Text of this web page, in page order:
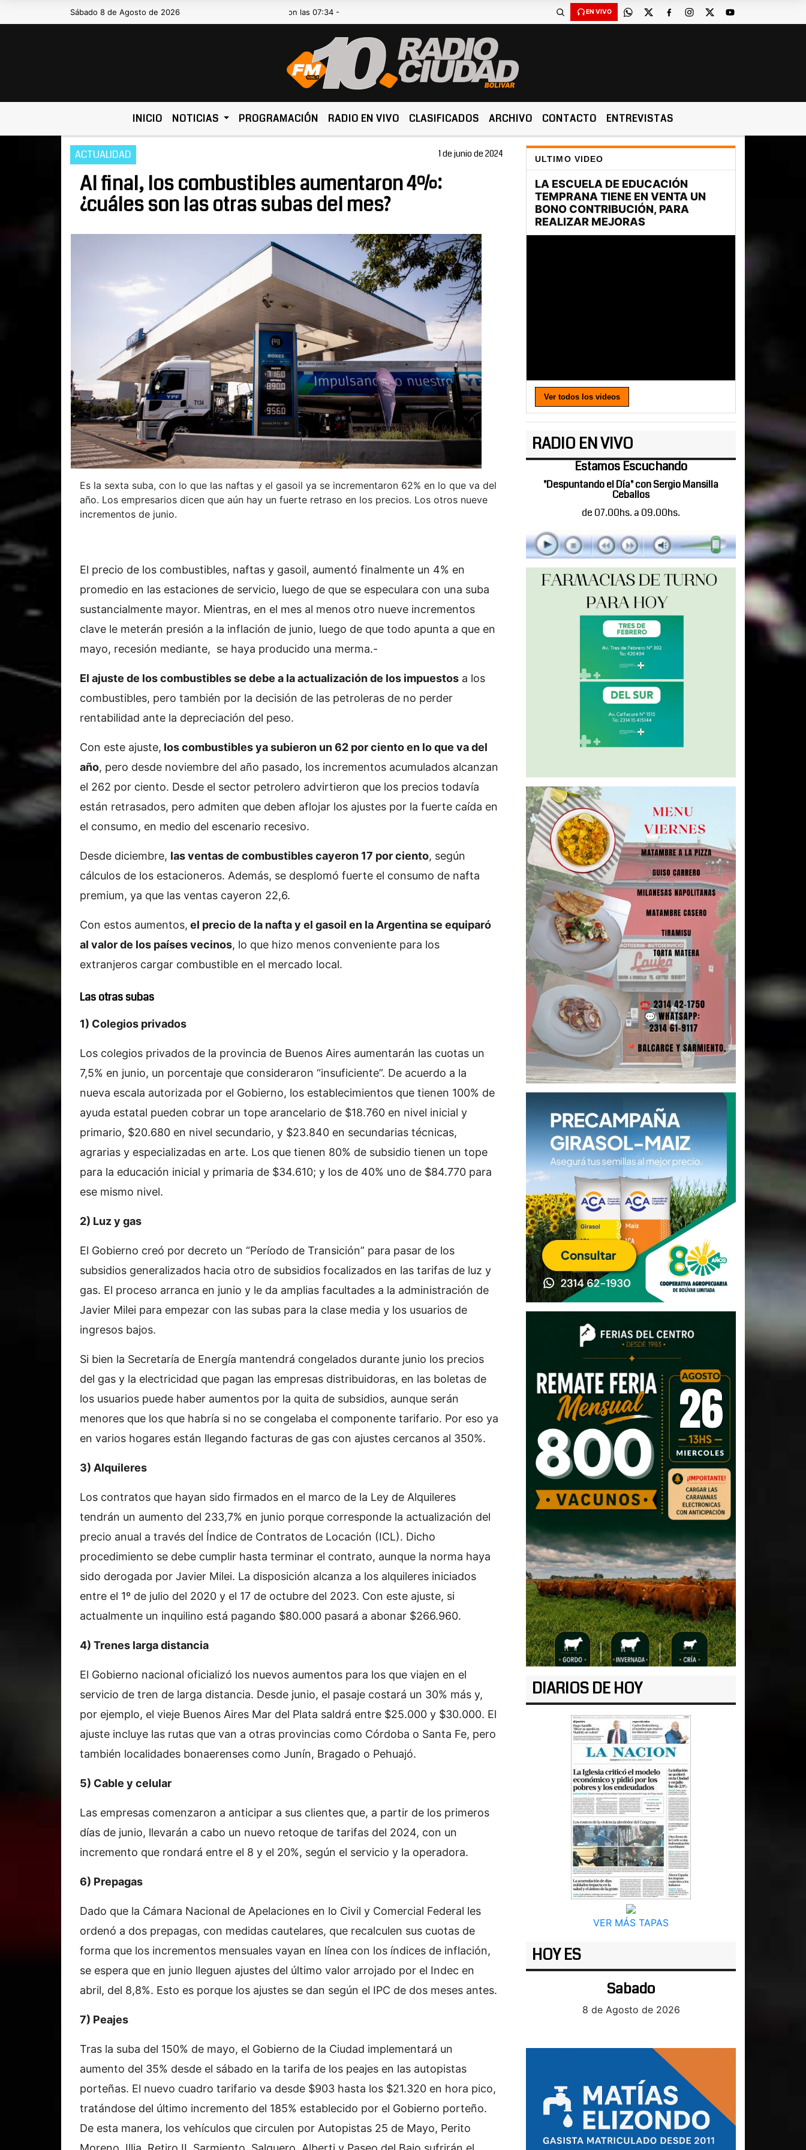
Sábado 8 de Agosto de 2026
Hoy es Sábado 8 de Agosto de 2026 y son las 07:34 - EN VIVO
INICIO NOTICIAS PROGRAMACIÓN RADIO EN VIVO CLASIFICADOS ARCHIVO CONTACTO ENTREVISTAS
ACTUALIDAD 1 de junio de 2024
Al final, los combustibles aumentaron 4%:
¿cuáles son las otras subas del mes?
Es la sexta suba, con lo que las naftas y el gasoil ya se incrementaron 62% en lo que va del
año. Los empresarios dicen que aún hay un fuerte retraso en los precios. Los otros nueve
incrementos de junio.
El precio de los combustibles, naftas y gasoil, aumentó finalmente un 4% en
promedio en las estaciones de servicio, luego de que se especulara con una suba
sustancialmente mayor. Mientras, en el mes al menos otro nueve incrementos
clave le meterán presión a la inflación de junio, luego de que todo apunta a que en
mayo, recesión mediante, se haya producido una merma.-
El ajuste de los combustibles se debe a la actualización de los impuestos a los
combustibles, pero también por la decisión de las petroleras de no perder
rentabilidad ante la depreciación del peso.
Con este ajuste, los combustibles ya subieron un 62 por ciento en lo que va del
año, pero desde noviembre del año pasado, los incrementos acumulados alcanzan
el 262 por ciento. Desde el sector petrolero advirtieron que los precios todavía
están retrasados, pero admiten que deben aflojar los ajustes por la fuerte caída en
el consumo, en medio del escenario recesivo.
Desde diciembre, las ventas de combustibles cayeron 17 por ciento, según
cálculos de los estacioneros. Además, se desplomó fuerte el consumo de nafta
premium, ya que las ventas cayeron 22,6.
Con estos aumentos, el precio de la nafta y el gasoil en la Argentina se equiparó
al valor de los países vecinos, lo que hizo menos conveniente para los
extranjeros cargar combustible en el mercado local.
Las otras subas
1) Colegios privados
Los colegios privados de la provincia de Buenos Aires aumentarán las cuotas un
7,5% en junio, un porcentaje que consideraron “insuficiente”. De acuerdo a la
nueva escala autorizada por el Gobierno, los establecimientos que tienen 100% de
ayuda estatal pueden cobrar un tope arancelario de $18.760 en nivel inicial y
primario, $20.680 en nivel secundario, y $23.840 en secundarias técnicas,
agrarias y especializadas en arte. Los que tienen 80% de subsidio tienen un tope
para la educación inicial y primaria de $34.610; y los de 40% uno de $84.770 para
ese mismo nivel.
2) Luz y gas
El Gobierno creó por decreto un “Período de Transición” para pasar de los
subsidios generalizados hacia otro de subsidios focalizados en las tarifas de luz y
gas. El proceso arranca en junio y le da amplias facultades a la administración de
Javier Milei para empezar con las subas para la clase media y los usuarios de
ingresos bajos.
Si bien la Secretaría de Energía mantendrá congelados durante junio los precios
del gas y la electricidad que pagan las empresas distribuidoras, en las boletas de
los usuarios puede haber aumentos por la quita de subsidios, aunque serán
menores que los que habría si no se congelaba el componente tarifario. Por eso ya
en varios hogares están llegando facturas de gas con ajustes cercanos al 350%.
3) Alquileres
Los contratos que hayan sido firmados en el marco de la Ley de Alquileres
tendrán un aumento del 233,7% en junio porque corresponde la actualización del
precio anual a través del Índice de Contratos de Locación (ICL). Dicho
procedimiento se debe cumplir hasta terminar el contrato, aunque la norma haya
sido derogada por Javier Milei. La disposición alcanza a los alquileres iniciados
entre el 1º de julio del 2020 y el 17 de octubre del 2023. Con este ajuste, si
actualmente un inquilino está pagando $80.000 pasará a abonar $266.960.
4) Trenes larga distancia
El Gobierno nacional oficializó los nuevos aumentos para los que viajen en el
servicio de tren de larga distancia. Desde junio, el pasaje costará un 30% más y,
por ejemplo, el vieje Buenos Aires Mar del Plata saldrá entre $25.000 y $30.000. El
ajuste incluye las rutas que van a otras provincias como Córdoba o Santa Fe, pero
también localidades bonaerenses como Junín, Bragado o Pehuajó.
5) Cable y celular
Las empresas comenzaron a anticipar a sus clientes que, a partir de los primeros
días de junio, llevarán a cabo un nuevo retoque de tarifas del 2024, con un
incremento que rondará entre el 8 y el 20%, según el servicio y la operadora.
6) Prepagas
Dado que la Cámara Nacional de Apelaciones en lo Civil y Comercial Federal les
ordenó a dos prepagas, con medidas cautelares, que recalculen sus cuotas de
forma que los incrementos mensuales vayan en línea con los índices de inflación,
se espera que en junio lleguen ajustes del último valor arrojado por el Indec en
abril, del 8,8%. Esto es porque los ajustes se dan según el IPC de dos meses antes.
7) Peajes
Tras la suba del 150% de mayo, el Gobierno de la Ciudad implementará un
aumento del 35% desde el sábado en la tarifa de los peajes en las autopistas
porteñas. El nuevo cuadro tarifario va desde $903 hasta los $21.320 en hora pico,
tratándose del último incremento del 185% establecido por el Gobierno porteño.
De esta manera, los vehículos que circulen por Autopistas 25 de Mayo, Perito
ULTIMO VIDEO
Ver todos los videos
RADIO EN VIVO
Estamos Escuchando
"Despuntando el Día" con Sergio Mansilla
Ceballos
de 07.00hs. a 09.00hs.
DIARIOS DE HOY
VER MÁS TAPAS
HOY ES
Sabado
8 de Agosto de 2026